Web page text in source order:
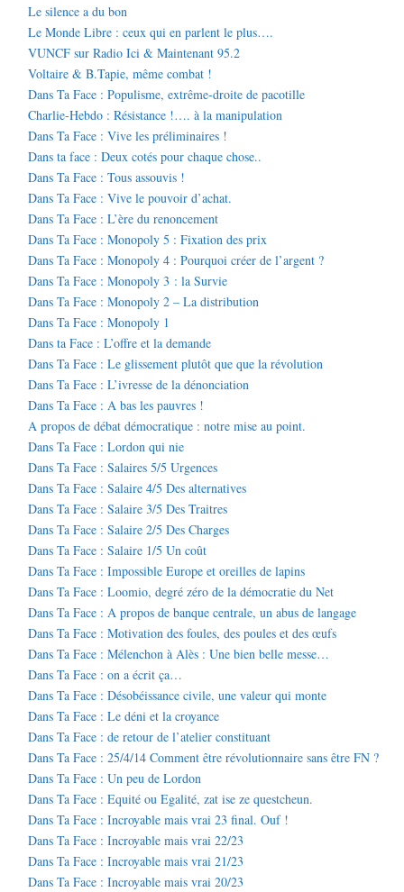
Le silence a du bon
Le Monde Libre : ceux qui en parlent le plus….
VUNCF sur Radio Ici & Maintenant 95.2
Voltaire & B.Tapie, même combat !
Dans Ta Face : Populisme, extrême-droite de pacotille
Charlie-Hebdo : Résistance !…. à la manipulation
Dans Ta Face : Vive les préliminaires !
Dans ta face : Deux cotés pour chaque chose..
Dans Ta Face : Tous assouvis !
Dans Ta Face : Vive le pouvoir d’achat.
Dans Ta Face : L’ère du renoncement
Dans Ta Face : Monopoly 5 : Fixation des prix
Dans Ta Face : Monopoly 4 : Pourquoi créer de l’argent ?
Dans Ta Face : Monopoly 3 : la Survie
Dans Ta Face : Monopoly 2 – La distribution
Dans Ta Face : Monopoly 1
Dans ta Face : L’offre et la demande
Dans Ta Face : Le glissement plutôt que que la révolution
Dans Ta Face : L’ivresse de la dénonciation
Dans Ta Face : A bas les pauvres !
A propos de débat démocratique : notre mise au point.
Dans Ta Face : Lordon qui nie
Dans Ta Face : Salaires 5/5 Urgences
Dans Ta Face : Salaire 4/5 Des alternatives
Dans Ta Face : Salaire 3/5 Des Traitres
Dans Ta Face : Salaire 2/5 Des Charges
Dans Ta Face : Salaire 1/5 Un coût
Dans Ta Face : Impossible Europe et oreilles de lapins
Dans Ta Face : Loomio, degré zéro de la démocratie du Net
Dans Ta Face : A propos de banque centrale, un abus de langage
Dans Ta Face : Motivation des foules, des poules et des œufs
Dans Ta Face : Mélenchon à Alès : Une bien belle messe…
Dans Ta Face : on a écrit ça…
Dans Ta Face : Désobéissance civile, une valeur qui monte
Dans Ta Face : Le déni et la croyance
Dans Ta Face : de retour de l’atelier constituant
Dans Ta Face : 25/4/14 Comment être révolutionnaire sans être FN ?
Dans Ta Face : Un peu de Lordon
Dans Ta Face : Equité ou Egalité, zat ise ze questcheun.
Dans Ta Face : Incroyable mais vrai 23 final. Ouf !
Dans Ta Face : Incroyable mais vrai 22/23
Dans Ta Face : Incroyable mais vrai 21/23
Dans Ta Face : Incroyable mais vrai 20/23